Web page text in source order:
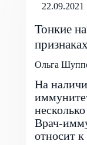
22.09.2021
Тонкие
Ольга
На
Врач-
относит